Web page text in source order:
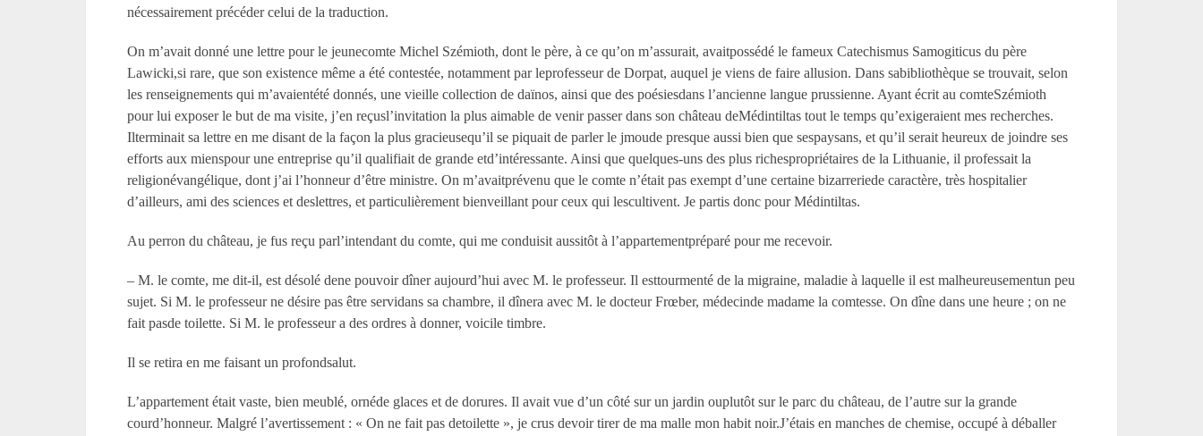
nécessairement précéder celui de la traduction.
On m’avait donné une lettre pour le jeunecomte Michel Szémioth, dont le père, à ce qu’on m’assurait, avaitpossédé le fameux Catechismus Samogiticus du père
Lawicki,si rare, que son existence même a été contestée, notamment par leprofesseur de Dorpat, auquel je viens de faire allusion. Dans sabibliothèque se trouvait, selon
les renseignements qui m’avaientété donnés, une vieille collection de daïnos, ainsi que des poésiesdans l’ancienne langue prussienne. Ayant écrit au comteSzémioth
pour lui exposer le but de ma visite, j’en reçusl’invitation la plus aimable de venir passer dans son château deMédintiltas tout le temps qu’exigeraient mes recherches.
Ilterminait sa lettre en me disant de la façon la plus gracieusequ’il se piquait de parler le jmoude presque aussi bien que sespaysans, et qu’il serait heureux de joindre ses
efforts aux mienspour une entreprise qu’il qualifiait de grande etd’intéressante. Ainsi que quelques-uns des plus richespropriétaires de la Lithuanie, il professait la
religionévangélique, dont j’ai l’honneur d’être ministre. On m’avaitprévenu que le comte n’était pas exempt d’une certaine bizarreriede caractère, très hospitalier
d’ailleurs, ami des sciences et deslettres, et particulièrement bienveillant pour ceux qui lescultivent. Je partis donc pour Médintiltas.
Au perron du château, je fus reçu parl’intendant du comte, qui me conduisit aussitôt à l’appartementpréparé pour me recevoir.
– M. le comte, me dit-il, est désolé dene pouvoir dîner aujourd’hui avec M. le professeur. Il esttourmenté de la migraine, maladie à laquelle il est malheureusementun peu
sujet. Si M. le professeur ne désire pas être servidans sa chambre, il dînera avec M. le docteur Frœber, médecinde madame la comtesse. On dîne dans une heure ; on ne
fait pasde toilette. Si M. le professeur a des ordres à donner, voicile timbre.
Il se retira en me faisant un profondsalut.
L’appartement était vaste, bien meublé, ornéde glaces et de dorures. Il avait vue d’un côté sur un jardin ouplutôt sur le parc du château, de l’autre sur la grande
courd’honneur. Malgré l’avertissement : « On ne fait pas detoilette », je crus devoir tirer de ma malle mon habit noir.J’étais en manches de chemise, occupé à déballer